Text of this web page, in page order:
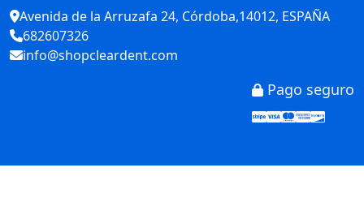
Avenida de la Arruzafa 24, Córdoba,14012, ESPAÑA
682607326
info@shopcleardent.com
Pago seguro
Stripe
Visa